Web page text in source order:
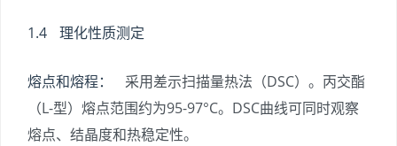
1.4 理化性质测定
熔点和熔程：
采用差示扫描量热法（DSC）。丙交酯
（L-型）熔点范围约为95-97°C。DSC曲线可同时观察
熔点、结晶度和热稳定性。